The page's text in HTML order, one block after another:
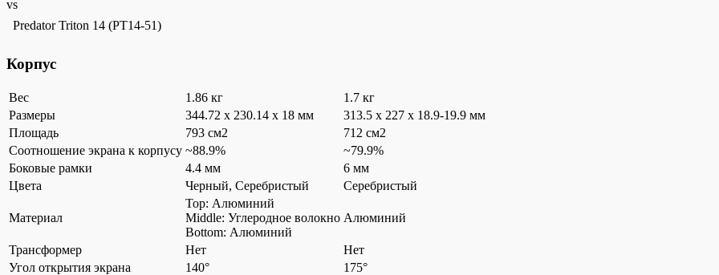
vs
Predator Triton 14 (PT14-51)
Корпус
Вес 1.86 кг
1.7 кг
Размеры
344.72 x 230.14 x 18 мм
313.5 x 227 x 18.9-19.9 мм
Площадь
793 см2
712 см2
Соотношение экрана к корпусу ~88.9%
~79.9%
Боковые рамки
4.4 мм
6 мм
Цвета
Черный, Серебристый Серебристый
Материал
Top: Алюминий
Middle: Углеродное волокно
Bottom: Алюминий
Алюминий
Трансформер Нет
Нет
Угол открытия экрана
140°
175°